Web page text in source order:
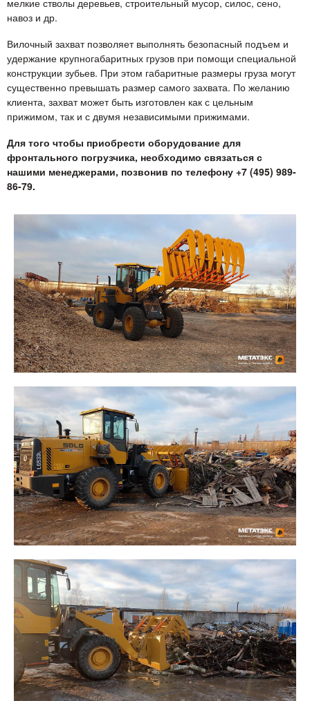
навоз и др.
Вилочный захват позволяет выполнять безопасный подъем и
удержание крупногабаритных грузов при помощи специальной
конструкции зубьев. При этом габаритные размеры груза могут
существенно превышать размер самого захвата. По желанию
клиента, захват может быть изготовлен как с цельным
прижимом, так и с двумя независимыми прижимами.
Для того чтобы приобрести оборудование для
фронтального погрузчика, необходимо связаться с
нашими менеджерами, позвонив по телефону +7 (495) 989-
86-79.